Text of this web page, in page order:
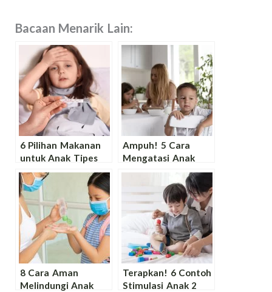
Bacaan Menarik Lain:
6 Pilihan Makanan
untuk Anak Tipes
agar Cepat Sembuh
dan Tetap Disukai
Ampuh! 5 Cara
Mengatasi Anak
Tumbuh Gigi Tidak
Mau Makan Secara
Tepat
8 Cara Aman
Melindungi Anak
Terapkan! 6 Contoh
Stimulasi Anak 2